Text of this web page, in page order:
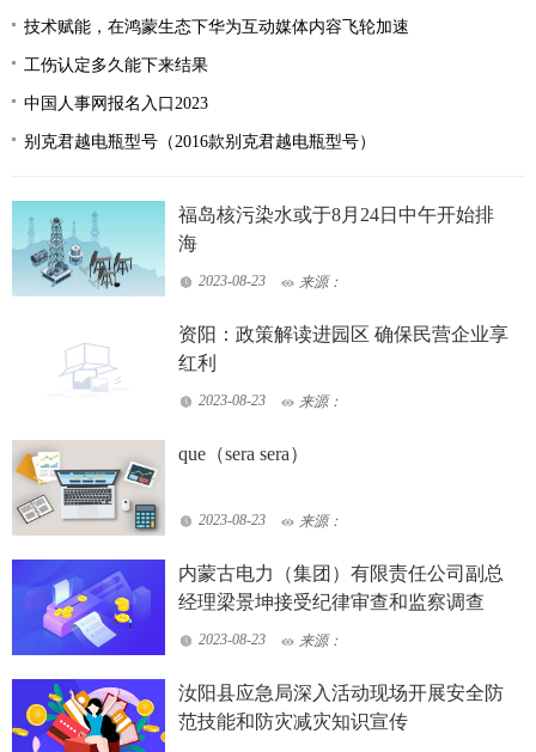
技术赋能，在鸿蒙生态下华为互动媒体内容飞轮加速
工伤认定多久能下来结果
中国人事网报名入口2023
别克君越电瓶型号（2016款别克君越电瓶型号）
福岛核污染水或于8月24日中午开始排
海
2023-08-23 来源：
资阳：政策解读进园区 确保民营企业享
红利
2023-08-23 来源：
que（sera sera）
2023-08-23 来源：
内蒙古电力（集团）有限责任公司副总
经理梁景坤接受纪律审查和监察调查
2023-08-23 来源：
汝阳县应急局深入活动现场开展安全防
范技能和防灾减灾知识宣传